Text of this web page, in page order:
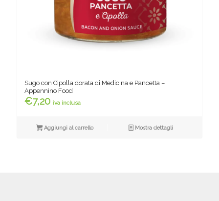
Sugo con Cipolla dorata di Medicina e Pancetta –
Appennino Food
€7,20 iva inclusa
Aggiungi al carrello Mostra dettagli